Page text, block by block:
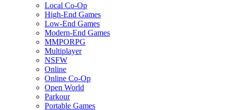
Local Co-Op
High-End Games
Low-End Games
Modern-End Games
MMPORPG
Multiplayer
NSFW
Online
Online Co-Op
Open World
Parkour
Portable Games